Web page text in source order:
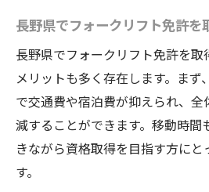
長野県でフォークリフト免許を
長野県でフォークリフト免許を
メリットも多く存在します。まず
で交通費や宿泊費が抑えられ、
減することができます。移動時間
きながら資格取得を目指す方にと
す。